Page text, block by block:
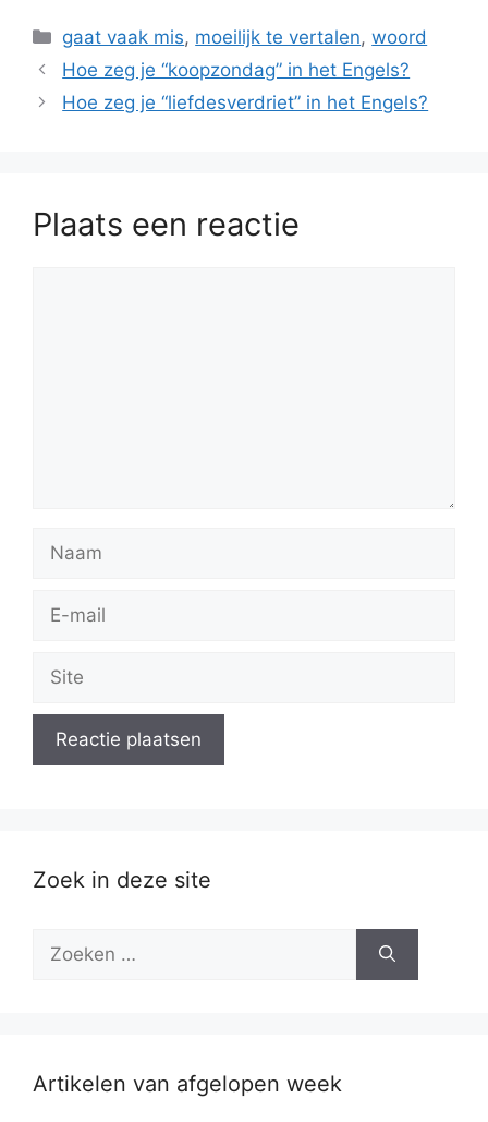
Categorieën
gaat vaak mis, moeilijk te vertalen,woord
Hoe zeg je “koopzondag” in het Engels?
Hoe zeg je “liefdesverdriet” in het Engels?
Plaats een reactie
mail
Zoek in deze site
naar:
Artikelen van afgelopen week